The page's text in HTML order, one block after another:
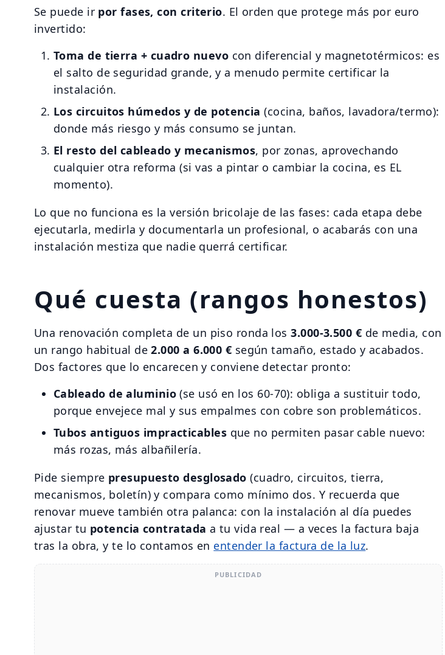
Se puede ir por fases, con criterio. El orden que protege más por euro
invertido:
Toma de tierra + cuadro nuevo con diferencial y magnetotérmicos: es
el salto de seguridad grande, y a menudo permite certificar la
instalación.
Los circuitos húmedos y de potencia (cocina, baños, lavadora/termo):
donde más riesgo y más consumo se juntan.
El resto del cableado y mecanismos, por zonas, aprovechando
cualquier otra reforma (si vas a pintar o cambiar la cocina, es EL
momento).
Lo que no funciona es la versión bricolaje de las fases: cada etapa debe
ejecutarla, medirla y documentarla un profesional, o acabarás con una
instalación mestiza que nadie querrá certificar.
Qué cuesta (rangos honestos)
Una renovación completa de un piso ronda los3.000-3.500 € de media, con
un rango habitual de2.000 a 6.000 € según tamaño, estado y acabados.
Dos factores que lo encarecen y conviene detectar pronto:
Cableado de aluminio (se usó en los 60-70): obliga a sustituir todo,
porque envejece mal y sus empalmes con cobre son problemáticos.
Tubos antiguos impracticables que no permiten pasar cable nuevo:
más rozas, más albañilería.
Pide siempre presupuesto desglosado (cuadro, circuitos, tierra,
mecanismos, boletín) y compara como mínimo dos. Y recuerda que
renovar mueve también otra palanca: con la instalación al día puedes
ajustar tu potencia contratada a tu vida real — a veces la factura baja
tras la obra, y te lo contamos en entender la factura de la luz.
PUBLICIDAD